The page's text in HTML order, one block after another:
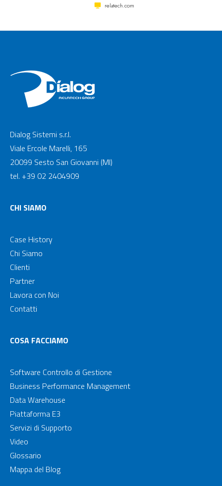
relatech.com
Dialog Sistemi s.r.l.
Viale Ercole Marelli, 165
20099 Sesto San Giovanni (MI)
tel. +39 02 2404909
CHI SIAMO
Case History
Chi Siamo
Clienti
Partner
Lavora con Noi
Contatti
COSA FACCIAMO
Software Controllo di Gestione
Business Performance Management
Data Warehouse
Piattaforma E3
Servizi di Supporto
Video
Glossario
Mappa del Blog